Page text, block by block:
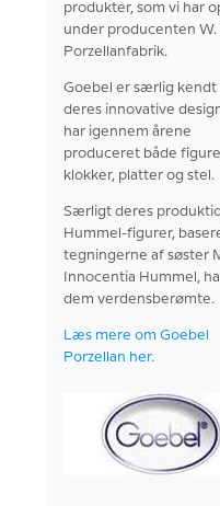
produkter, som vi har
under producenten W.
Porzellanfabrik.
Goebel er særlig kendt
deres innovative
har igennem årene
produceret både
klokker, platter og stel.
Særligt deres
Hummel-figurer,
tegningerne af søster
Innocentia Hummel,
dem verdensberømte.
Læs mere om Goebel
Porzellan her.
landskaber